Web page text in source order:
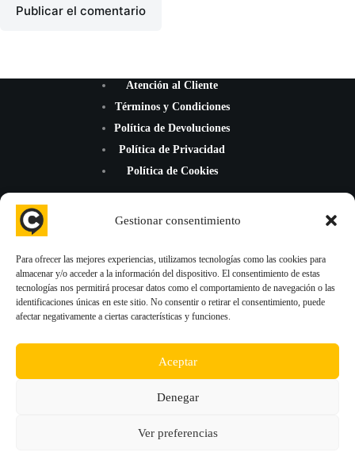
Gestionar consentimiento
Para ofrecer las mejores experiencias, utilizamos tecnologías como las cookies para
almacenar y/o acceder a la información del dispositivo. El consentimiento de estas
tecnologías nos permitirá procesar datos como el comportamiento de navegación o las
identificaciones únicas en este sitio. No consentir o retirar el consentimiento, puede
afectar negativamente a ciertas características y funciones.
Aceptar
Denegar
Ver preferencias
Publicar el comentario
Atención al Cliente
Términos y Condiciones
Política de Devoluciones
Política de Privacidad
Política de Cookies
¡Mejoramos la reputación de tu negocio con nuevas reseñas de
Google Maps, TripAdvisor y Trustpilot!
Blog
Comprar Reseñas Google
Comprar Reseñas Trustpilot